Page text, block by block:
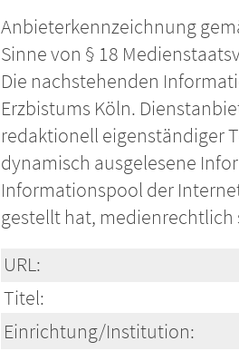
Anbieterkennzeichnung
Sinne von § 18
Die nachstehenden
Erzbistums Köln.
redaktionell eigenständiger
dynamisch ausgelesene
Informationspool der
gestellt hat, medienrechtlich
URL:
Titel:
Einrichtung/Institution: